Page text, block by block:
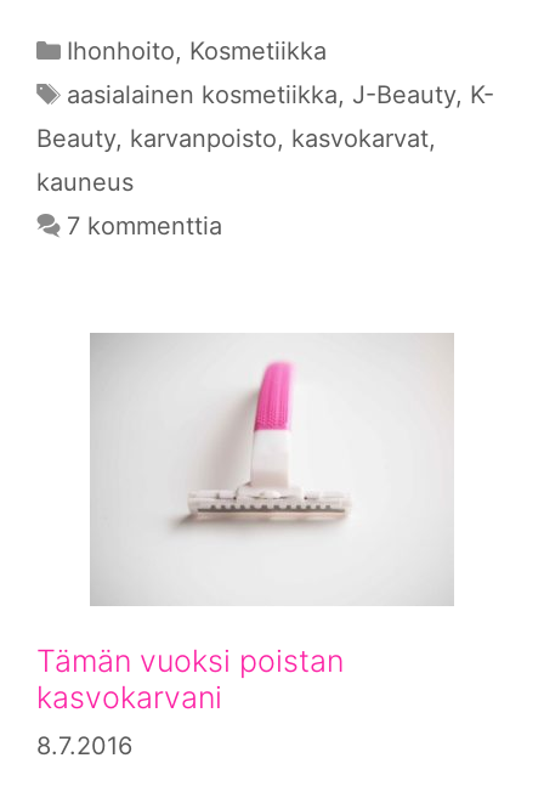
Kategoriat
Ihonhoito, Kosmetiikka
Avainsanat
aasialainen kosmetiikka, J-Beauty, K-
Beauty, karvanpoisto, kasvokarvat,
kauneus
7 kommenttia
Tämän vuoksi poistan
kasvokarvani
8.7.2016